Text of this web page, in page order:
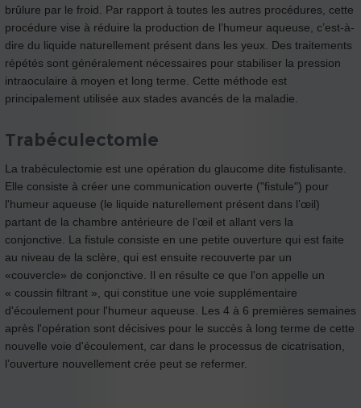
brûlure par le froid. Par rapport à toutes les autres procédures, cette
procédure vise à réduire la production de l’humeur aqueuse, c’est-à-
dire du liquide naturellement présent dans les yeux. Des traitements
répétés sont généralement nécessaires pour stabiliser la pression
intraoculaire à moyen et long terme. Cette méthode est
principalement utilisée aux stades avancés de la maladie.
Trabéculectomie
La trabéculectomie est une opération du glaucome dite fistulisante.
Elle consiste à créer une communication ouverte ("fistule") pour
l'humeur aqueuse (le liquide naturellement présent dans l’œil)
partant de la chambre antérieure de l’œil et allant vers la
conjonctive. La fistule consiste en une petite ouverture qui est faite
au niveau de la sclère, qui est ensuite recouverte par un
«couvercle» de conjonctive. Il en résulte ce que l'on appelle un
« coussin filtrant », qui constitue une voie supplémentaire
d'écoulement pour l'humeur aqueuse. Les 4 à 6 premières semaines
après l'opération sont décisives pour le succès à long terme de cette
nouvelle voie d'écoulement, car dans le processus de cicatrisation,
l’ouverture nouvellement crée peut se refermer.